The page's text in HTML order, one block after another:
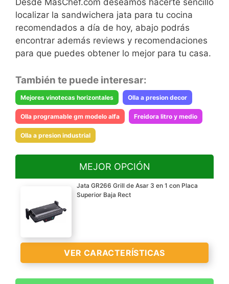
Desde MasChef.com deseamos hacerte sencillo
localizar la sandwichera jata para tu cocina
recomendados a día de hoy, abajo podrás
encontrar además reviews y recomendaciones
para que puedes obtener lo mejor para tu casa.
También te puede interesar:
Mejores vinotecas horizontales Olla a presion decor
Olla programable gm modelo alfa Freidora litro y medio
Olla a presion industrial
MEJOR OPCIÓN
Jata GR266 Grill de Asar 3 en 1 con Placa
Superior Baja Rect
VER CARACTERÍSTICAS